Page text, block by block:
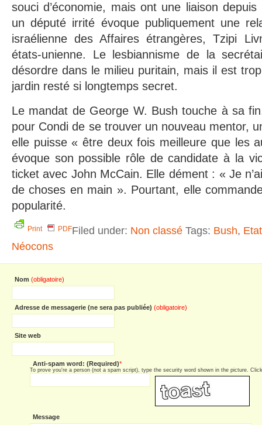
souci d’économie, mais ont une liaison
un député irrité évoque publiquement une
israélienne des Affaires étrangères, Tzipi
états-unienne. Le lesbiannisme de la
désordre dans le milieu puritain, mais il est
jardin resté si longtemps secret.
Le mandat de George W. Bush touche à sa
pour Condi de se trouver un nouveau mentor,
elle puisse « être deux fois meilleure que les
évoque son possible rôle de candidate à la
ticket avec John McCain. Elle dément : « Je
de choses en main ». Pourtant, elle
popularité.
Print PDFFiled under: Non classé Tags: Bush,
Néocons
Nom (obligatoire)
Adresse de messagerie (ne sera pas publiée) (obligatoire)
Site web
Anti-spam word: (Required)*
To prove you're a person (not a spam script), type the security word shown in the picture.
Message